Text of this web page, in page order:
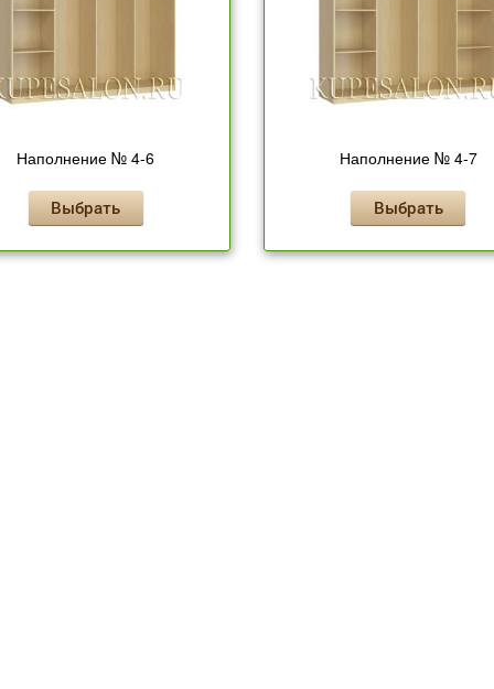
Наполнение № 4-6
Выбрать
Наполнение № 4-7
Выбрать